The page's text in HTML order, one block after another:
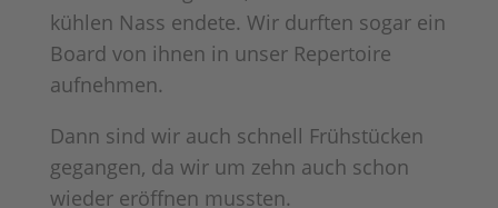
kühlen Nass endete. Wir durften sogar ein
Board von ihnen in unser Repertoire
aufnehmen.
Dann sind wir auch schnell Frühstücken
gegangen, da wir um zehn auch schon
wieder eröffnen mussten.